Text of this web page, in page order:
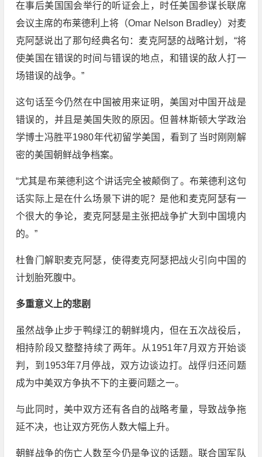
在事后美国国会举行的听证会上，时任美国参谋长联席
会议主席的布莱德利上将（Omar Nelson Bradley）对麦
克阿瑟说出了那句经典名句：麦克阿瑟的战略计划，“将
使美国在错误的时间与错误的地点，和错误的敌人打一
场错误的战争。”
这句话至今仍然在中国被用来证明，美国对中国开战是
错误的，并且是美国失败的原因。但普林斯顿大学政治
学博士冯胜平1980年代初留学美国，看到了当时刚刚解
密的美国朝鲜战争档案。
“尤其是布莱德利这个讲话完全被颠倒了。布莱德利这句
话实际上是在什么场景下讲的呢？是他和麦克阿瑟有一
个很大的争论，麦克阿瑟是主张把战争扩大到中国境内
的。”
杜鲁门解职麦克阿瑟，使得麦克阿瑟把战火引向中国的
计划胎死腹中。
多重意义上的悲剧
虽然战争止步于鸭绿江的朝鲜境内，但在五次战役后，
相持阶段又整整持续了两年。从1951年7月双方开始谈
判，到1953年7月停战，双方边谈边打。战俘归还问题
成为中美双方争执不下的主要问题之一。
与此同时，美中双方还有各自的战略考量，导致战争拖
延不决，也让双方死伤人数大幅上升。
朝鲜战争的伤亡人数至今仍是争议的话题。联合国军队